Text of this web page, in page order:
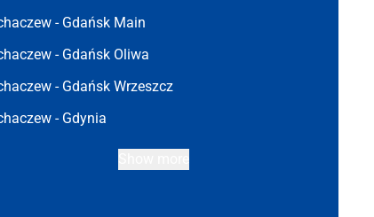
- Gdańsk Main
- Gdańsk Oliwa
- Gdańsk Wrzeszcz
- Gdynia